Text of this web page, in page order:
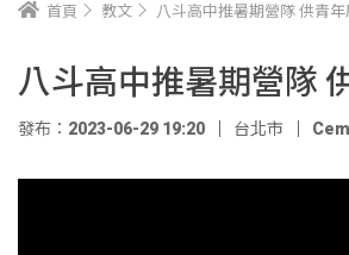
首頁 教文 八斗高中推暑期營隊 供青
八斗高中推暑期營隊
發布：2023-06-29 19:20 台北市